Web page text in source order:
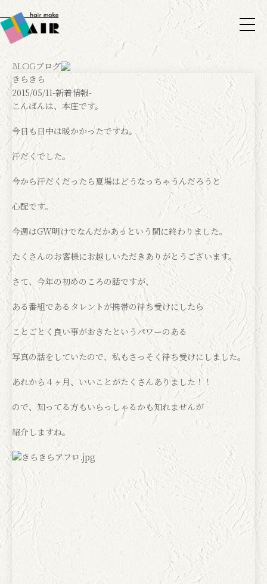
Blogブログ
きらきら
2015/05/11-新着情報-
こんばんは、本庄です。
今日も日中は暖かかったですね。
汗だくでした。
今から汗だくだったら夏場はどうなっちゃうんだろうと
心配です。
今週はGW明けでなんだかあっという間に終わりました。
たくさんのお客様にお越しいただきありがとうございます。
さて、今年の初めのころの話ですが、
ある番組であるタレントが携帯の待ち受けにしたら
ことごとく良い事がおきたというパワーのある
写真の話をしていたので、私もさっそく待ち受けにしました。
あれから４ヶ月、いいことがたくさんありました！！
ので、知ってる方もいらっしゃるかも知れませんが
紹介しますね。